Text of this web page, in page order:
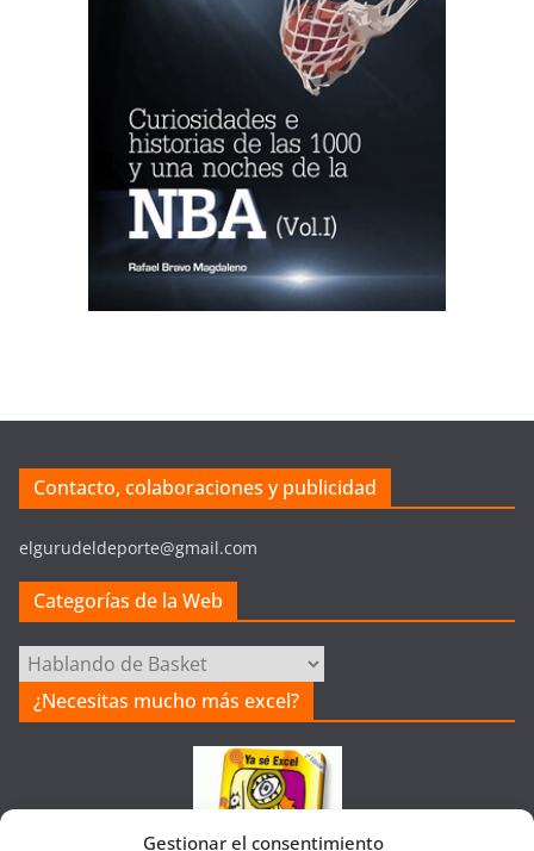
Gestionar el consentimiento
Contacto, colaboraciones y publicidad
elgurudeldeporte@gmail.com
Categorías de la Web
Categorías
la
¿Necesitas mucho más excel?